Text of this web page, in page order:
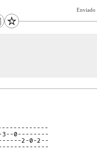
3--0--------
2-0-2--